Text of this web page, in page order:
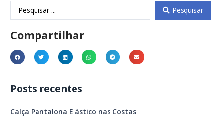
Pesquisar
Compartilhar
Posts recentes
Calça Pantalona Elástico nas Costas